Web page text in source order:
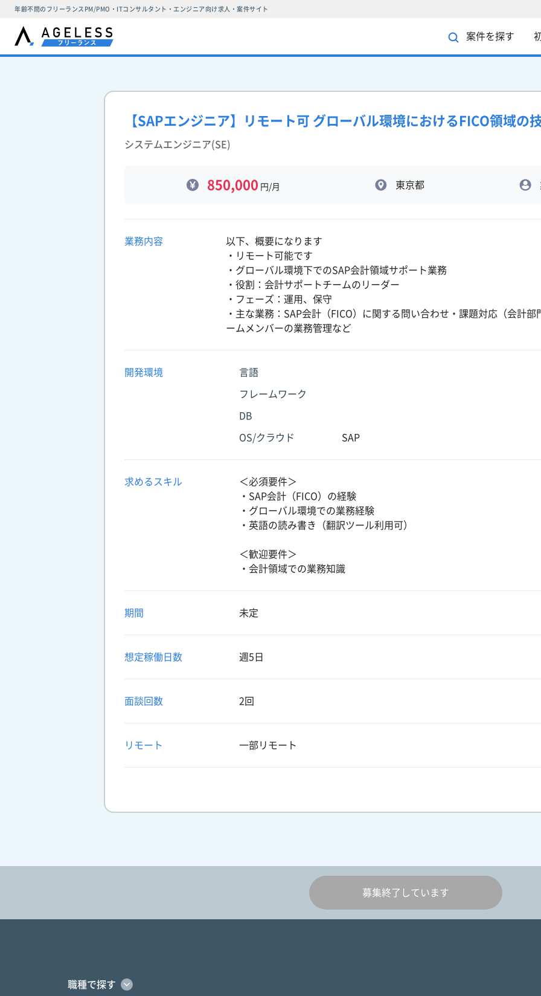
年齢不問のフリーランスPM/PMO・ITコンサルタント・エンジニア向け求人・案件サイト
案件を探す
【SAPエンジニア】リモート可 グローバル環境におけるFICO領域の
システムエンジニア(SE)
850,000 円/月 東京都
業務内容
以下、概要になります
・リモート可能です
・グローバル環境下でのSAP会計領域サポート業務
・役割：会計サポートチームのリーダー
・フェーズ：運用、保守
・主な業務：SAP会計（FICO）に関する問い合わせ・課題対応（会計
ームメンバーの業務管理など
開発環境 言語
フレームワーク
DB
OS/クラウド SAP
求めるスキル
＜必須要件＞
・SAP会計（FICO）の経験
・グローバル環境での業務経験
・英語の読み書き（翻訳ツール利用可）
＜歓迎要件＞
・会計領域での業務知識
期間 未定
想定稼働日数 週5日
面談回数 2回
リモート 一部リモート
募集終了しています
職種で探す